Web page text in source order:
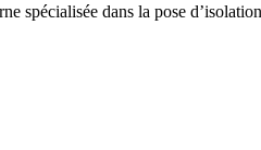
spécialisée dans la pose